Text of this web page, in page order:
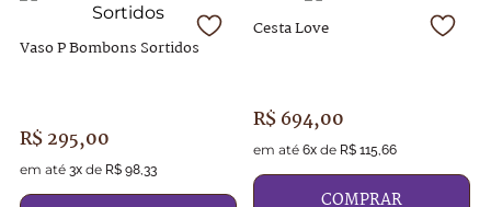
Vaso P Bombons Sortidos
R$ 295,00
em até 3xde R$ 98,33
Cesta Love
R$ 694,00
em até 6xde R$ 115,66
COMPRAR